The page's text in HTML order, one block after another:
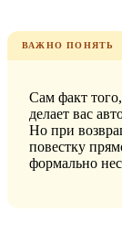
ВАЖНО ПОНЯТЬ
Сам факт
делает вас
Но при
повестку
формально